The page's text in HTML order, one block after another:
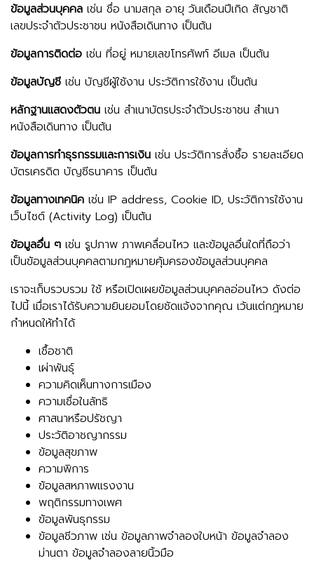
ข้อมูลส่วนบุคคล เช่น ชื่อ นามสกุล อายุ วันเดือนปีเกิด สัญชาติ
เลขประจำตัวประชาชน หนังสือเดินทาง เป็นต้น
ข้อมูลการติดต่อ เช่น ที่อยู่ หมายเลขโทรศัพท์ อีเมล เป็นต้น
ข้อมูลบัญชี เช่น บัญชีผู้ใช้งาน ประวัติการใช้งาน เป็นต้น
หลักฐานแสดงตัวตน เช่น สำเนาบัตรประจำตัวประชาชน สำเนา
หนังสือเดินทาง เป็นต้น
ข้อมูลการทำธุรกรรมและการเงิน เช่น ประวัติการสั่งซื้อ รายละเอียด
บัตรเครดิต บัญชีธนาคาร เป็นต้น
ข้อมูลทางเทคนิค เช่น IP address, Cookie ID, ประวัติการใช้งาน
เว็บไซต์ (Activity Log) เป็นต้น
ข้อมูลอื่น ๆ เช่น รูปภาพ ภาพเคลื่อนไหว และข้อมูลอื่นใดที่ถือว่า
เป็นข้อมูลส่วนบุคคลตามกฎหมายคุ้มครองข้อมูลส่วนบุคคล
เราจะเก็บรวบรวม ใช้ หรือเปิดเผยข้อมูลส่วนบุคคลอ่อนไหว ดังต่อ
ไปนี้ เมื่อเราได้รับความยินยอมโดยชัดแจ้งจากคุณ เว้นแต่กฎหมาย
กำหนดให้ทำได้
เชื้อชาติ
เผ่าพันธุ์
ความคิดเห็นทางการเมือง
ความเชื่อในลัทธิ
ศาสนาหรือปรัชญา
ประวัติอาชญากรรม
ข้อมูลสุขภาพ
ความพิการ
ข้อมูลสหภาพแรงงาน
พฤติกรรมทางเพศ
ข้อมูลพันธุกรรม
ข้อมูลชีวภาพ เช่น ข้อมูลภาพจำลองใบหน้า ข้อมูลจำลอง
ม่านตา ข้อมูลจำลองลายนิ้วมือ